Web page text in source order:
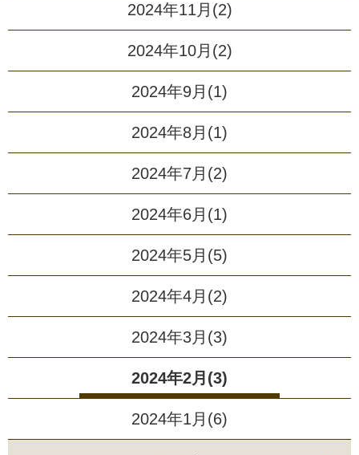
2024年11月(2)
2024年10月(2)
2024年9月(1)
2024年8月(1)
2024年7月(2)
2024年6月(1)
2024年5月(5)
2024年4月(2)
2024年3月(3)
2024年2月(3)
2024年1月(6)